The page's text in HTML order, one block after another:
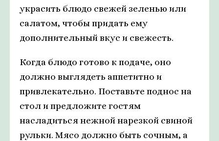
украсить блюдо свежей зеленью или
салатом, чтобы придать ему
дополнительный вкус и свежесть.
Когда блюдо готово к подаче, оно
должно выглядеть аппетитно и
привлекательно. Поставьте поднос на
стол и предложите гостям
насладиться нежной нарезкой свиной
рульки. Мясо должно быть сочным, а